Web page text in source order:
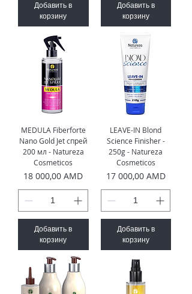
Добавить в
корзину
Добавить в
корзину
MEDULA Fiberforte
Nano Gold Jet спрей
200 мл - Natureza
Cosmeticos
Цена
18 000,00 AMD
Добавить в
корзину
LEAVE-IN Blond
Science Finisher -
250g - Natureza
Cosmeticos
Цена
17 000,00 AMD
Добавить в
корзину